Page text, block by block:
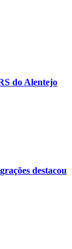
do Alentejo
destacou